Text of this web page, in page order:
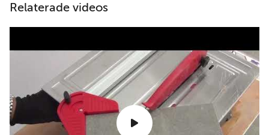
Relaterade videos